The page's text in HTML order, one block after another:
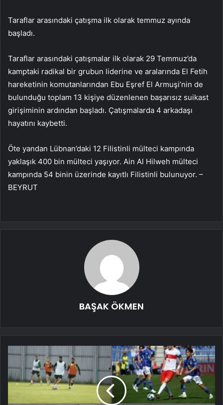
Taraflar arasındaki çatışma ilk olarak temmuz ayında
başladı.
Taraflar arasındaki çatışmalar ilk olarak 29 Temmuz’da
kamptaki radikal bir grubun liderine ve aralarında El Fetih
hareketinin komutanlarından Ebu Eşref El Armuşi’nin de
bulunduğu toplam 13 kişiye düzenlenen başarısız suikast
girişiminin ardından başladı. Çatışmalarda 4 arkadaşı
hayatını kaybetti.
Öte yandan Lübnan’daki 12 Filistinli mülteci kampında
yaklaşık 400 bin mülteci yaşıyor. Ain Al Hilweh mülteci
kampında 54 binin üzerinde kayıtlı Filistinli bulunuyor. –
BEYRUT
BAŞAK ÖKMEN